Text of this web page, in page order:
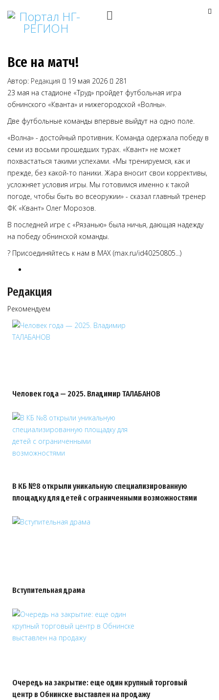
Все на матч!
Автор: Редакция 19 мая 2026
281
23 мая на стадионе «Труд» пройдет футбольная игра
обнинского «Кванта» и нижегородской «Волны».
Две футбольные команды впервые выйдут на одно поле.
«Волна» - достойный противник. Команда одержала победу в
семи из восьми прошедших турах. «Квант» не может
похвастаться такими успехами. «Мы тренируемся, как и
прежде, без какой-то паники. Жара вносит свои коррективы,
усложняет условия игры. Мы готовимся именно к такой
погоде, чтобы быть во всеоружии» - сказал главный тренер
ФК «Квант» Олег Морозов.
В последней игре с «Рязанью» была ничья, дающая надежду
на победу обнинской команды.
? Присоединяйтесь к нам в MAX (max.ru/id40250805...)
Редакция
Рекомендуем
Человек года — 2025. Владимир ТАЛАБАНОВ
В КБ №8 открыли уникальную специализированную
площадку для детей с ограниченными возможностями
Вступительная драма
Очередь на закрытие: еще один крупный торговый
центр в Обнинске выставлен на продажу